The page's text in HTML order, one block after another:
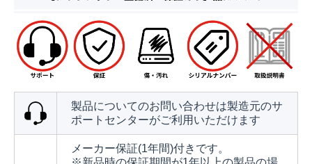
製品についてのお問い合わせは製造元のサ
ポートセンターがご利用いただけます
メーカー保証(1年間)付きです。